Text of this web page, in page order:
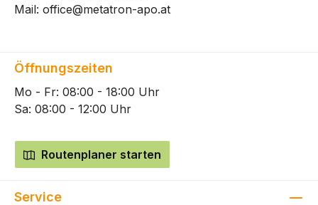
Mail: office@metatron-apo.at
Öffnungszeiten
Mo - Fr: 08:00 - 18:00 Uhr
Sa: 08:00 - 12:00 Uhr
Routenplaner starten
Service